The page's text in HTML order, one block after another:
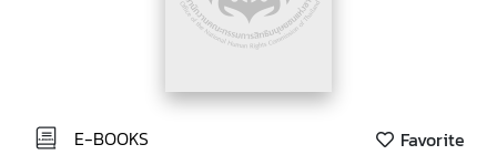
E-BOOKS Favorite